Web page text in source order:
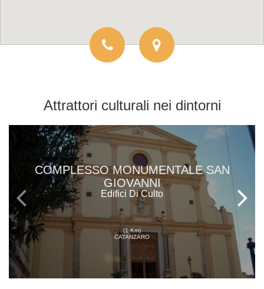
Attrattori culturali nei dintorni
COMPLESSO MONUMENTALE SAN
GIOVANNI
Edifici Di Culto
(1 Km)
CATANZARO